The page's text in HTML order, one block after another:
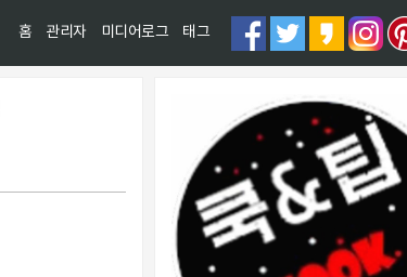
홈 관리자 미디어로그 태그 티스토리